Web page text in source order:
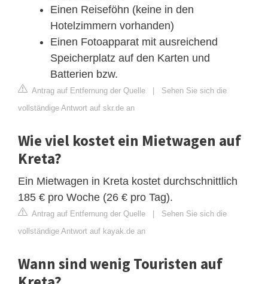
Einen Reiseföhn (keine in den
Hotelzimmern vorhanden)
Einen Fotoapparat mit ausreichend
Speicherplatz auf den Karten und
Batterien bzw.
Antrag auf Entfernung der Quelle | Sehen Sie sich die
vollständige Antwort auf skr.de an
Wie viel kostet ein Mietwagen auf
Kreta?
Ein Mietwagen in Kreta kostet durchschnittlich
185 € pro Woche (26 € pro Tag).
Antrag auf Entfernung der Quelle | Sehen Sie sich die
vollständige Antwort auf kayak.de an
Wann sind wenig Touristen auf